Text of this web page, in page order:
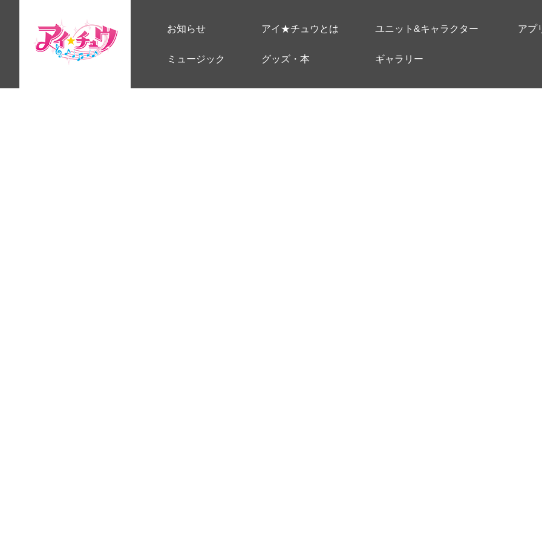
お知らせ アイ★チュウとは ユニット&キャラクター アプ
ミュージック グッズ・本 ギャラリー